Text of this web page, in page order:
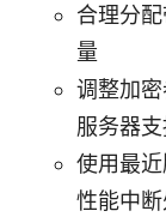
合理分
量
调整加
服务器
使用最
性能中